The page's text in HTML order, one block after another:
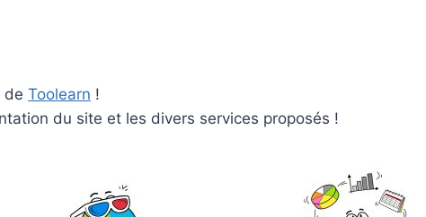
de Toolearn !
du site et les divers services proposés !